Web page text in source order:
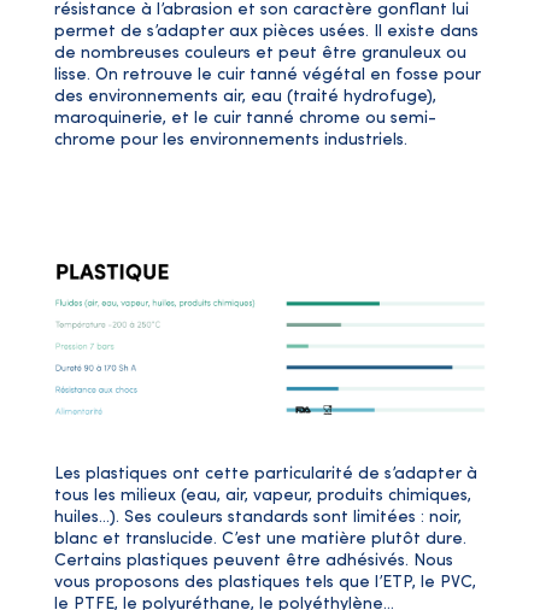
résistance à l’abrasion et son caractère gonflant lui
permet de s’adapter aux pièces usées. Il existe dans
de nombreuses couleurs et peut être granuleux ou
lisse. On retrouve le cuir tanné végétal en fosse pour
des environnements air, eau (traité hydrofuge),
maroquinerie, et le cuir tanné chrome ou semi-
chrome pour les environnements industriels.
Les plastiques ont cette particularité de s’adapter à
tous les milieux (eau, air, vapeur, produits chimiques,
huiles…). Ses couleurs standards sont limitées : noir,
blanc et translucide. C’est une matière plutôt dure.
Certains plastiques peuvent être adhésivés. Nous
vous proposons des plastiques tels que l’ETP, le PVC,
le PTFE, le polyuréthane, le polyéthylène…